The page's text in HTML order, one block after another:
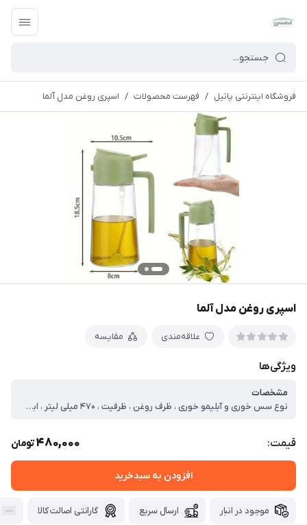
فروشگاه اینترنتی پاتیل / فهرست محصولات / اسپری روغن مدل آلما
اسپری روغن مدل آلما
علاقه‌مندی مقایسه
ویژگی‌ها
مشخصات
نوع سس خوری و آبلیمو خوری ، ظرف روغن ، ظرفیت ، ۴۷۰ میلی لیتر ، ابعاد ، ۸x۸x۱۸ سانتی‌متر ، وزن ، ۲۰۰ گرم ، جنس بدنه ، شیشه ، قابلیت شست‌وشو ، با دست ، جنس پایه ، شیشه ، سایر توضیحات ، می توان هم به عنوان روغن ریز و هم به صورت اسپری پاش استفاده کرد.
قیمت: 480,000تومان
افزودن به سبدخرید
موجود در انبار ارسال سریع گارانتی اصالت کالا